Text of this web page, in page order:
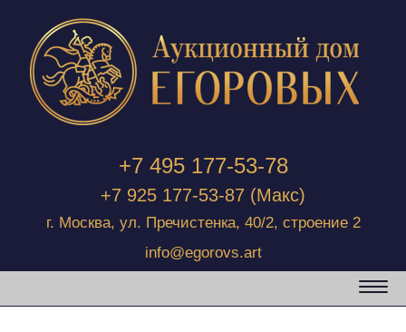
+7 495 177-53-78
+7 925 177-53-87 (Макс)
г. Москва, ул. Пречистенка, 40/2, строение 2
info@egorovs.art